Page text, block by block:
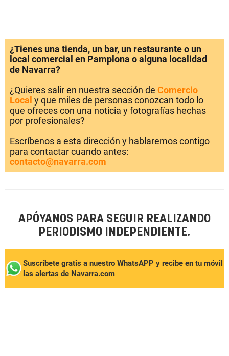
¿Tienes una tienda, un bar, un restaurante o un
local comercial en Pamplona o alguna localidad
de Navarra?
¿Quieres salir en nuestra sección de Comercio
Local y que miles de personas conozcan todo lo
que ofreces con una noticia y fotografías hechas
por profesionales?
Escríbenos a esta dirección y hablaremos contigo
para contactar cuando antes:
contacto@navarra.com
APÓYANOS PARA SEGUIR REALIZANDO
PERIODISMO INDEPENDIENTE.
Suscríbete gratis a nuestro WhatsAPP y recibe en tu móvil
las alertas de Navarra.com